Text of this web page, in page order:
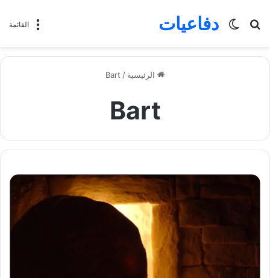
القائمة دفاعيات
بحث
الوضع
الرئيسية /
Bart
Bart